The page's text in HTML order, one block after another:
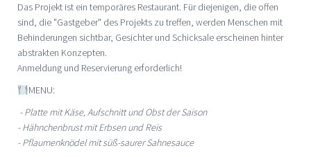
Das Projekt ist ein temporäres Restaurant. Für diejenigen, die offen
sind, die "Gastgeber" des Projekts zu treffen, werden Menschen mit
Behinderungen sichtbar, Gesichter und Schicksale erscheinen hinter
abstrakten Konzepten.
Anmeldung und Reservierung erforderlich!
MENU:
- Platte mit Käse, Aufschnitt und Obst der Saison
- Hähnchenbrust mit Erbsen und Reis
- Pflaumenknödel mit süß-saurer Sahnesauce